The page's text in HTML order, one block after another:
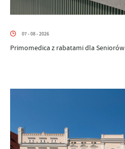
07 - 08 - 2026
Primomedica z rabatami dla Seniorów